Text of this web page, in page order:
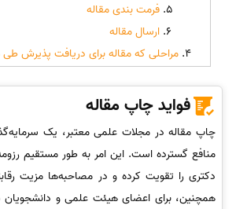
فرمت بندی مقاله
ارسال مقاله
مراحلی که مقاله برای دریافت پذیرش
فواید چاپ مقاله
چاپ مقاله در مجلات علمی معتبر، یک
منافع گسترده است. این امر به طور مستقیم
دکتری را تقویت کرده و در مصاحبه‌ها مزیت
همچنین، برای اعضای هیئت علمی و دانشجویان